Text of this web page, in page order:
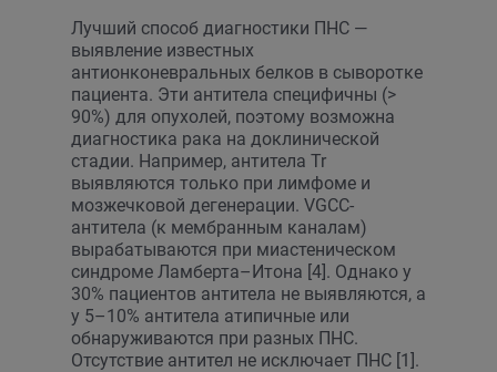
Лучший способ диагностики ПНС —
выявление известных
антионконевральных белков в сыворотке
пациента. Эти антитела специфичны (>
90%) для опухолей, поэтому возможна
диагностика рака на доклинической
стадии. Например, антитела Tr
выявляются только при лимфоме и
мозжечковой дегенерации. VGCC-
антитела (к мембранным каналам)
вырабатываются при миастеническом
синдроме Ламберта–Итона [4]. Однако у
30% пациентов антитела не выявляются, а
у 5–10% антитела атипичные или
обнаруживаются при разных ПНС.
Отсутствие антител не исключает ПНС [1].